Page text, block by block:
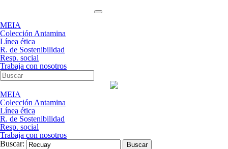
MEIA
Colección Antamina
Línea ética
R. de Sostenibilidad
Resp. social
Trabaja con nosotros
MEIA
Colección Antamina
Línea ética
R. de Sostenibilidad
Resp. social
Trabaja con nosotros
Buscar: